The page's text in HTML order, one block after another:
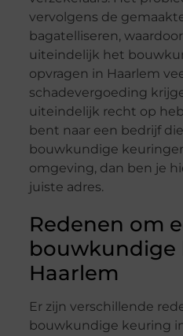
vervolgens de
bagatelliseren,
uiteindelijk het
opvragen in Haarlem
schadevergoeding
uiteindelijk recht op
bent naar een bedrijf
bouwkundige
omgeving, dan ben je
juiste adres.
Redenen om
bouwkundige
Haarlem
Er zijn verschillende
bouwkundige keuring